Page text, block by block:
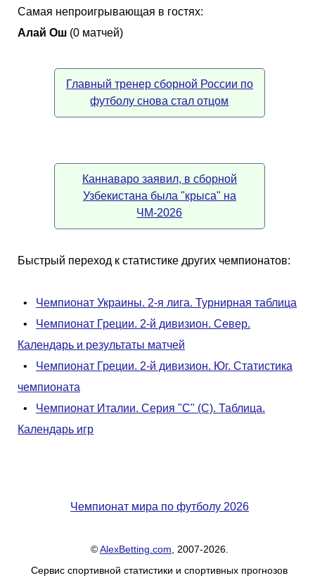
Самая непроигрывающая в гостях:
Алай Ош (0 матчей)
Главный тренер сборной России по
футболу снова стал отцом
Каннаваро заявил, в сборной
Узбекистана была "крыса" на
ЧМ-2026
Быстрый переход к статистике других чемпионатов:
• Чемпионат Украины. 2-я лига. Турнирная таблица
• Чемпионат Греции. 2-й дивизион. Север.
Календарь и результаты матчей
• Чемпионат Греции. 2-й дивизион. Юг. Статистика
чемпионата
• Чемпионат Италии. Серия "С" (С). Таблица.
Календарь игр
Чемпионат мира по футболу 2026
©AlexBetting.com , 2007-2026.
Сервис спортивной статистики и спортивных прогнозов